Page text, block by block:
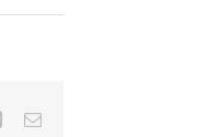
Xing Email